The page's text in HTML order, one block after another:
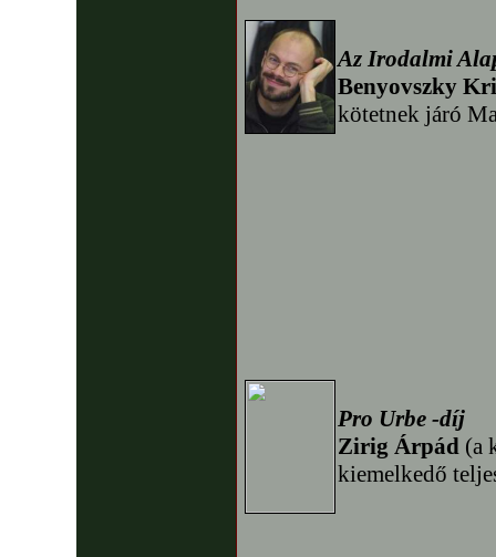
Az Irodalmi
Benyovszky
kötetnek járó
Pro Urbe -díj
Zirig Árpád (a
kiemelkedő